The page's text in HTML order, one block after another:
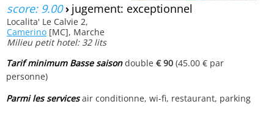
score: 9.00› jugement: exceptionnel
Localita' Le Calvie 2,
Camerino [MC], Marche
Milieu petit hotel: 32 lits
Tarif minimum Basse saisondouble€ 90 (45.00 € par
personne)
Parmi les servicesair conditionne, wi-fi, restaurant, parking